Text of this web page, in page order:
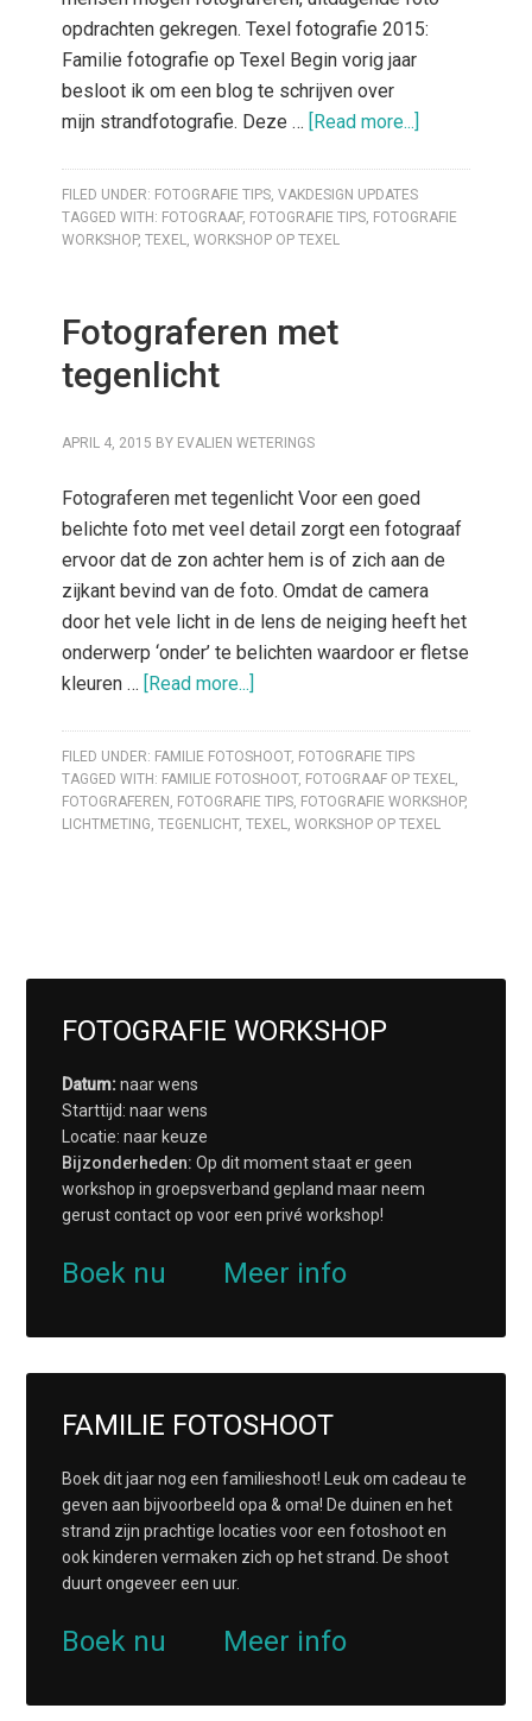
opdrachten gekregen. Texel fotografie 2015:
Familie fotografie op Texel Begin vorig jaar
besloot ik om een blog te schrijven over
mijn strandfotografie. Deze … [Read more...]
FILED UNDER: FOTOGRAFIE TIPS,VAKDESIGN UPDATES
TAGGED WITH: FOTOGRAAF, FOTOGRAFIE TIPS, FOTOGRAFIE
WORKSHOP,TEXEL,WORKSHOP OP TEXEL
Fotograferen met
tegenlicht
APRIL 4, 2015 BY EVALIEN WETERINGS
Fotograferen met tegenlicht Voor een goed
belichte foto met veel detail zorgt een fotograaf
ervoor dat de zon achter hem is of zich aan de
zijkant bevind van de foto. Omdat de camera
door het vele licht in de lens de neiging heeft het
onderwerp ‘onder’ te belichten waardoor er fletse
kleuren … [Read more...]
FILED UNDER: FAMILIE FOTOSHOOT, FOTOGRAFIE TIPS
TAGGED WITH: FAMILIE FOTOSHOOT, FOTOGRAAF OP TEXEL,
FOTOGRAFEREN , FOTOGRAFIE TIPS, FOTOGRAFIE WORKSHOP,
LICHTMETING,TEGENLICHT,TEXEL,WORKSHOP OP TEXEL
FOTOGRAFIE WORKSHOP
Datum:naar wens
Starttijd: naar wens
Locatie: naar keuze
Bijzonderheden: Op dit moment staat er geen
workshop in groepsverband gepland maar neem
gerust contact op voor een privé workshop!
Boek nu Meer info
FAMILIE FOTOSHOOT
Boek dit jaar nog een familieshoot! Leuk om cadeau te
geven aan bijvoorbeeld opa & oma! De duinen en het
strand zijn prachtige locaties voor een fotoshoot en
ook kinderen vermaken zich op het strand. De shoot
duurt ongeveer een uur.
Boek nu Meer info